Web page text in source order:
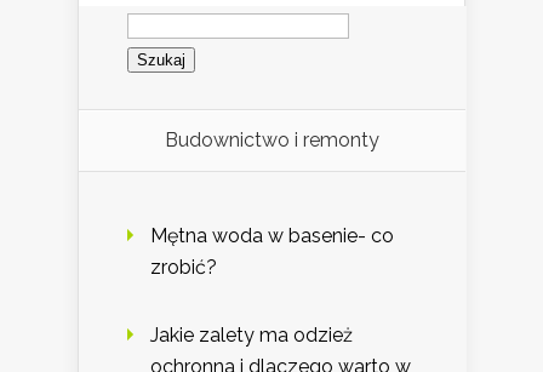
Szukaj:
Budownictwo i remonty
Mętna woda w basenie- co
zrobić?
Jakie zalety ma odzież
ochronna i dlaczego warto w